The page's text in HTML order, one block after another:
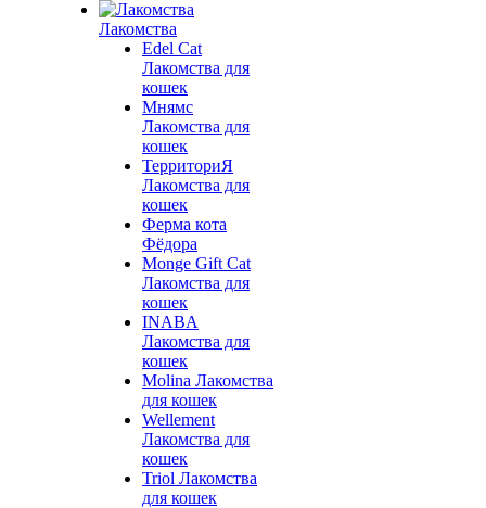
Лакомства
Edel Cat
Лакомства для
кошек
Мнямс
Лакомства для
кошек
ТерриториЯ
Лакомства для
кошек
Ферма кота
Фёдора
Monge Gift Cat
Лакомства для
кошек
INABA
Лакомства для
кошек
Molina Лакомства
для кошек
Wellement
Лакомства для
кошек
Triol Лакомства
для кошек